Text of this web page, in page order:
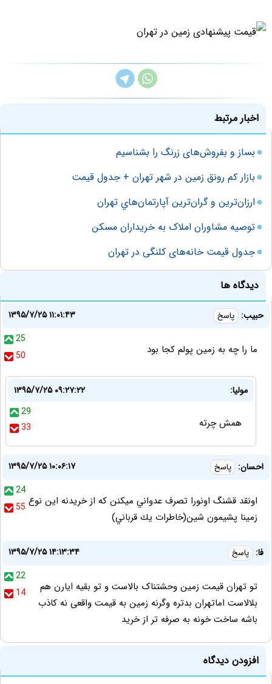
اخبار مرتبط
بساز و بفروش‌های زرنگ را بشناسیم
بازار کم رونق زمین در شهر تهران + جدول قیمت
ارزان‌ترين و گران‌ترين آپارتمان‌هاي تهران
توصیه مشاوران املاک به خریداران مسکن
جدول قیمت خانه‌های کلنگی در تهران
دیدگاه ها
حبیب: پاسخ
۱۳۹۵/۷/۲۵ ۱۱:۰۱:۴۳
25
50
ما را چه به زمین پولم کجا بود
مولیا:
۱۳۹۵/۷/۲۵ ۰۹:۲۷:۲۲
29
33
همش چرته
احسان: پاسخ
۱۳۹۵/۷/۲۵ ۱۰:۰۶:۱۷
24
55 اونقد قشنگ اونورا تصرف عدواني ميكنن كه از خريدنه اين نوع
زمينا پشيمون شين(خاطرات يك قرباني)
فا: پاسخ
۱۳۹۵/۷/۲۵ ۱۴:۱۳:۳۴
22
14
تو تهران قیمت زمین وحشتناک بالاست و تو بقیه ایارن هم
بلالاست اماتهران بدتره وگرنه زمین به قیمت واقعی نه کاذب
باشه ساخت خونه به صرفه تر از خرید
افزودن دیدگاه